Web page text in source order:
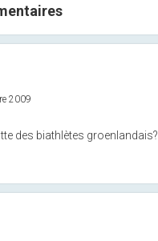
2009
des biathlètes groenlandais?